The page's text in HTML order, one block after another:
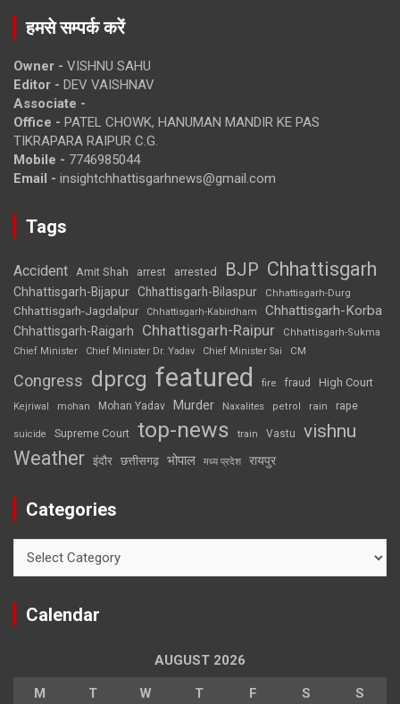
हमसे सम्पर्क करें
Owner - VISHNU SAHU
Editor - DEV VAISHNAV
Associate -
Office - PATEL CHOWK, HANUMAN MANDIR KE PAS
TIKRAPARA RAIPUR C.G.
Mobile - 7746985044
Email - insightchhattisgarhnews@gmail.com
Tags
Accident Amit Shah arrest arrested BJP Chhattisgarh
Chhattisgarh-Bijapur Chhattisgarh-Bilaspur Chhattisgarh-Durg
Chhattisgarh-Jagdalpur Chhattisgarh-Kabirdham Chhattisgarh-Korba
Chhattisgarh-Raigarh Chhattisgarh-Raipur
Chhattisgarh-Sukma
Chief Minister
Chief Minister Dr. Yadav Chief Minister Sai CM
Congress dprcg featured fire fraud High Court
Kejriwal mohan Mohan Yadav Murder Naxalites petrol rain rape
suicide Supreme Court top-news train Vastu vishnu
Weather इंदौर छत्तीसगढ़ भोपाल मध्य प्रदेश रायपुर
Categories
Calendar
AUGUST 2026
M T W T F S S